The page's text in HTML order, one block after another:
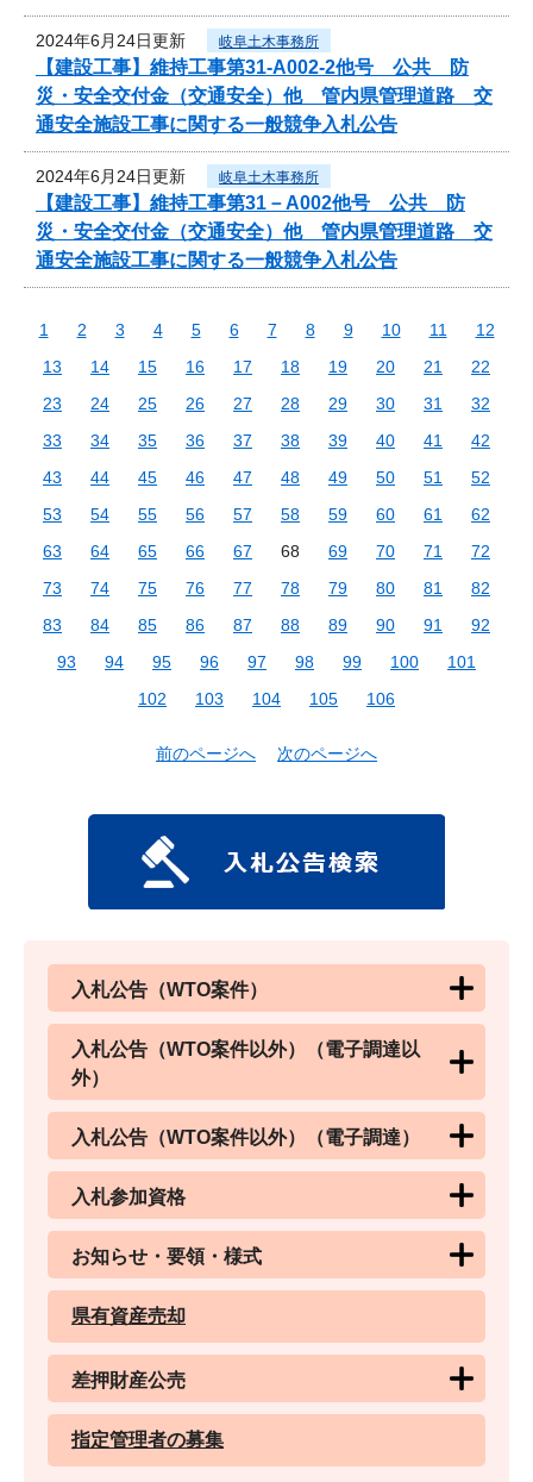
2024年6月24日更新 岐阜土木事務所
【建設工事】維持工事第31-A002-2他号 公共 防
災・安全交付金（交通安全）他 管内県管理道路 交
通安全施設工事に関する一般競争入札公告
2024年6月24日更新 岐阜土木事務所
【建設工事】維持工事第31－A002他号 公共 防
災・安全交付金（交通安全）他 管内県管理道路 交
通安全施設工事に関する一般競争入札公告
1 2 3 4 5 6 7 8 9 10 11
12
13
14 15 16 17 18 19 20 21
22
23
24 25 26 27 28 29 30 31
32
33
34 35 36 37 38 39 40 41
42
43
44 45 46 47 48 49 50 51
52
53
54 55 56 57 58 59 60 61
62
63
64 65 66 67 68 69 70 71
72
73
74 75 76 77 78 79 80 81
82
83
84 85 86 87 88 89 90 91
92
93
94 95 96 97 98 99 100
101
102
103 104 105 106
前のページへ 次のページへ
入札公告（WTO案件）
入札公告（WTO案件以外）（電子調達以
外）
入札公告（WTO案件以外）（電子調達）
入札参加資格
お知らせ・要領・様式
県有資産売却
差押財産公売
指定管理者の募集